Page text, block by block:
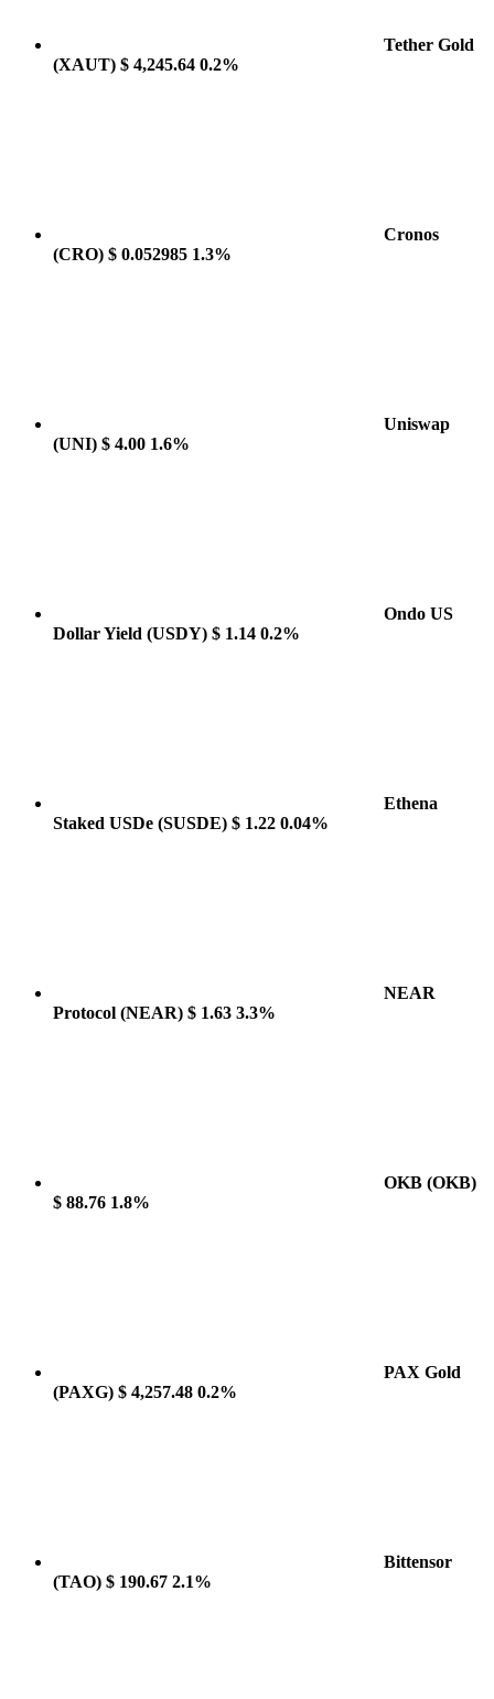
Tether Gold
(XAUT) $ 4,245.64 0.2%
Cronos
(CRO) $ 0.052985 1.3%
Uniswap
(UNI) $ 4.00 1.6%
Ondo US
Dollar Yield (USDY) $ 1.14 0.2%
Ethena
Staked USDe (SUSDE) $ 1.22 0.04%
NEAR
Protocol (NEAR) $ 1.63 3.3%
OKB (OKB)
$ 88.76 1.8%
PAX Gold
(PAXG) $ 4,257.48 0.2%
Bittensor
(TAO) $ 190.67 2.1%